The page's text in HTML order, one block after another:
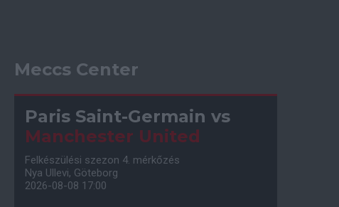
Meccs Center
Paris Saint-Germain vs
Manchester United
Felkészülési szezon 4. mérkőzés
Nya Ullevi, Göteborg
2026-08-08 17:00